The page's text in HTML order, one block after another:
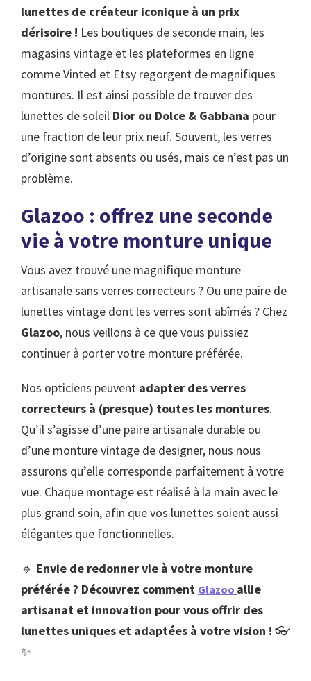
lunettes de créateur iconique à un prix
dérisoire ! Les boutiques de seconde main, les
magasins vintage et les plateformes en ligne
comme Vinted et Etsy regorgent de magnifiques
montures. Il est ainsi possible de trouver des
lunettes de soleil Dior ou Dolce & Gabbana pour
une fraction de leur prix neuf. Souvent, les verres
d’origine sont absents ou usés, mais ce n’est pas un
problème.
Glazoo : offrez une seconde
vie à votre monture unique
Vous avez trouvé une magnifique monture
artisanale sans verres correcteurs ? Ou une paire de
lunettes vintage dont les verres sont abîmés ? Chez
Glazoo, nous veillons à ce que vous puissiez
continuer à porter votre monture préférée.
Nos opticiens peuvent adapter des verres
correcteurs à (presque) toutes les montures.
Qu’il s’agisse d’une paire artisanale durable ou
d’une monture vintage de designer, nous nous
assurons qu’elle corresponde parfaitement à votre
vue. Chaque montage est réalisé à la main avec le
plus grand soin, afin que vos lunettes soient aussi
élégantes que fonctionnelles.
🔹 Envie de redonner vie à votre monture
préférée ? Découvrez comment Glazoo allie
artisanat et innovation pour vous offrir des
lunettes uniques et adaptées à votre vision ! 👓
✨